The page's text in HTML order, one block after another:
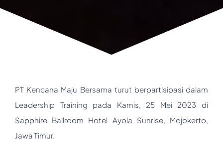
PT Kencana Maju Bersama turut berpartisipasi dalam
Leadership Training pada Kamis, 25 Mei 2023 di
Sapphire Ballroom Hotel Ayola Sunrise, Mojokerto,
Jawa Timur.